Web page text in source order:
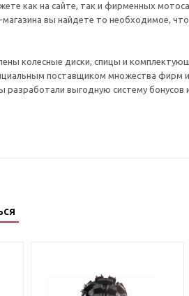
как на сайте, так и фирменных
вы найдете то необходимое,
колесные диски, спицы и
поставщиком множества фирм
разработали выгодную систему бонусов